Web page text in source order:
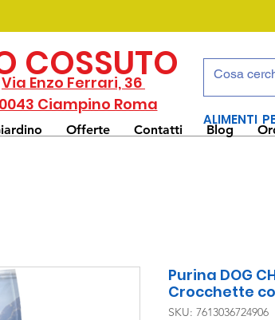
Offerte Contatti Blog
COSSUTO
Via Enzo Ferrari, 36
Ciampino Roma
ALIMENTI
Purina DOG
Crocchette
SKU: 7613036724906